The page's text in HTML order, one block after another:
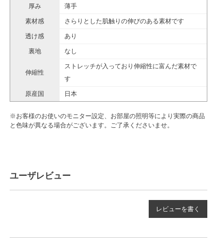
厚み 薄手
素材感 さらりとした肌触りの伸びのある素材です
透け感 あり
裏地 なし
伸縮性
ストレッチが入っており伸縮性に富んだ素材で
す
原産国 日本
※お客様のお使いのモニター設定、お部屋の照明等により実際の商品
と色味が異なる場合がございます。ご了承くださいませ。
ユーザレビュー
レビューを書く